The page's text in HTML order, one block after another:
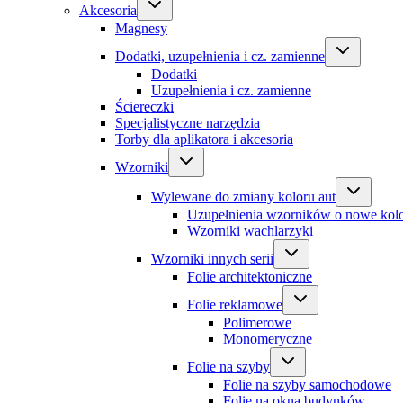
Akcesoria
Magnesy
Dodatki, uzupełnienia i cz. zamienne
Dodatki
Uzupełnienia i cz. zamienne
Ściereczki
Specjalistyczne narzędzia
Torby dla aplikatora i akcesoria
Wzorniki
Wylewane do zmiany koloru aut
Uzupełnienia wzorników o nowe
Wzorniki wachlarzyki
Wzorniki innych serii
Folie architektoniczne
Folie reklamowe
Polimerowe
Monomeryczne
Folie na szyby
Folie na szyby samochodowe